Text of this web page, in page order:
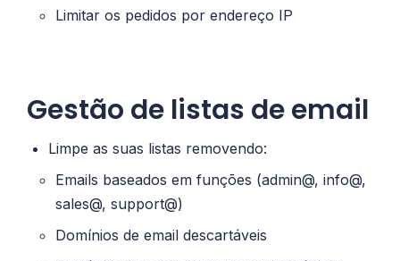
Limitar os pedidos por endereço IP
Gestão de listas de email
Limpe as suas listas removendo:
Emails baseados em funções (admin@, info@,
sales@, support@)
Domínios de email descartáveis